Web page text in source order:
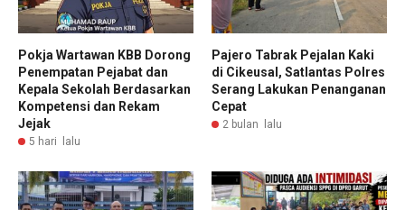
Pokja Wartawan KBB Dorong
Penempatan Pejabat dan
Kepala Sekolah Berdasarkan
Kompetensi dan Rekam
Jejak
5 hari lalu
Pajero Tabrak Pejalan Kaki
di Cikeusal, Satlantas Polres
Serang Lakukan Penanganan
Cepat
2 bulan lalu